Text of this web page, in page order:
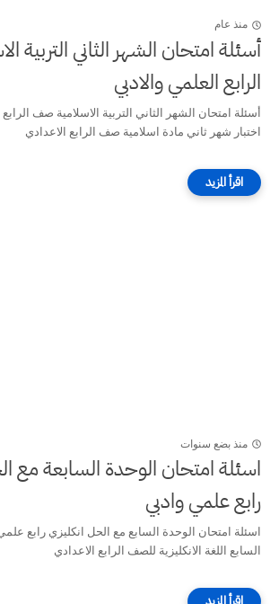
منذ عام
أسئلة امتحان الشهر الثاني التربية
الرابع العلمي والادبي
أسئلة امتحان الشهر الثاني التربية الاسلامية صف
اختبار شهر ثاني مادة اسلامية صف الرابع الاعدادي
منذ بضع سنوات
اسئلة امتحان الوحدة السابعة مع
رابع علمي وادبي
اسئلة امتحان الوحدة السابع مع الحل انكليزي رابع
السابع اللغة الانكليزية للصف الرابع الاعدادي